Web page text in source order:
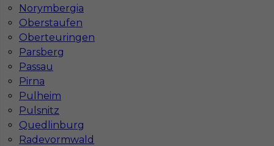
Norymbergia
Oberstaufen
Oberteuringen
Parsberg
Passau
Pirna
Pulheim
Pulsnitz
Quedlinburg
Radevormwald